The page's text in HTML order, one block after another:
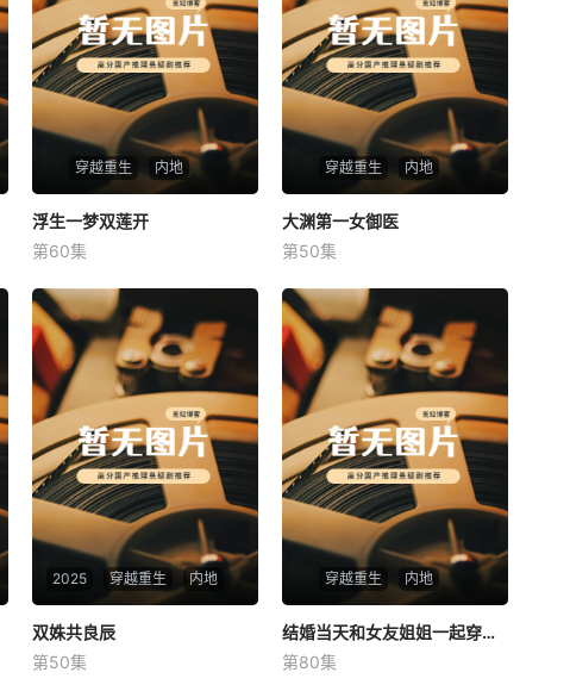
穿越重生 内地
浮生一梦双莲开
未知
浮生一梦双莲开
第60集
穿越重生 内地
大渊第一女御医
未知
大渊第一女御医
第50集
2025 穿越重生 内地
双姝共良辰
未知
双姝共良辰
第50集
穿越重生 内地
结婚当天和女友姐姐一起穿越了
何釗遠、邵依蕊
结婚当天和女友姐姐一起穿越了
第80集